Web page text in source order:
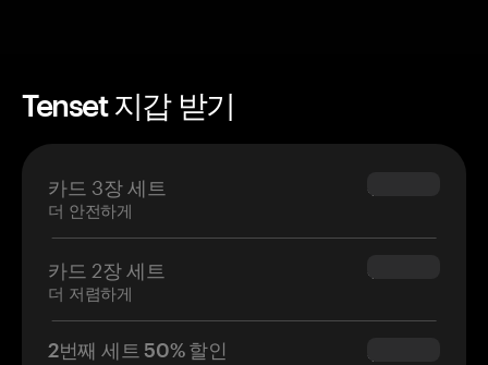
Tenset 지갑 받기
카드 3장 세트
더 안전하게
$69.90
카드 2장 세트
더 저렴하게
$54.90
2번째 세트 50% 할인 $34.95